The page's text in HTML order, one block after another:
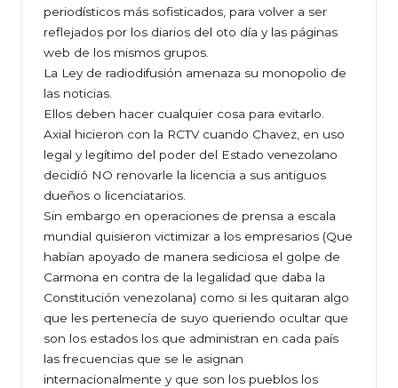
periodísticos más sofisticados, para volver a ser
reflejados por los diarios del oto día y las páginas
web de los mismos grupos.
La Ley de radiodifusión amenaza su monopolio de
las noticias.
Ellos deben hacer cualquier cosa para evitarlo.
Axial hicieron con la RCTV cuando Chavez, en uso
legal y legítimo del poder del Estado venezolano
decidió NO renovarle la licencia a sus antiguos
dueños o licenciatarios.
Sin embargo en operaciones de prensa a escala
mundial quisieron victimizar a los empresarios (Que
habían apoyado de manera sediciosa el golpe de
Carmona en contra de la legalidad que daba la
Constitución venezolana) como si les quitaran algo
que les pertenecía de suyo queriendo ocultar que
son los estados los que administran en cada país
las frecuencias que se le asignan
internacionalmente y que son los pueblos los